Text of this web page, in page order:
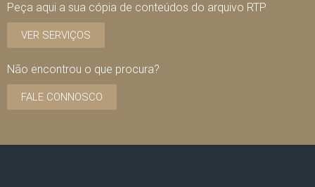
Peça aqui a sua cópia de conteúdos do arquivo RTP
VER SERVIÇOS
Não encontrou o que procura?
FALE CONNOSCO